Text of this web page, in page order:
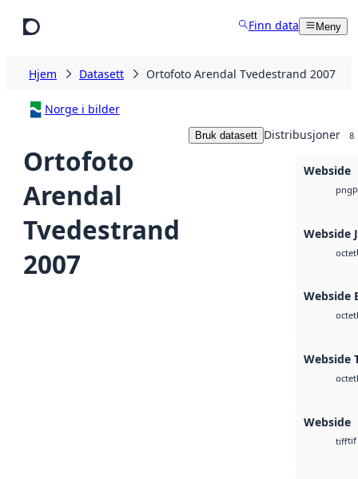
Finn data Meny
Hjem Datasett Ortofoto Arendal Tvedestrand 2007
Norge i bilder
Ortofoto
Arendal
Tvedestrand
2007
Bruk datasett Distribusjoner 8
Webside
png
Webside
octet
Webside
octet
Webside
octet
Webside
tifftif